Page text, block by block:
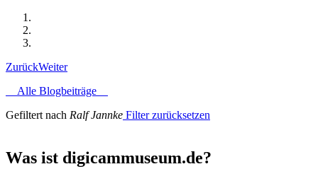
ZurückWeiter
Alle Blogbeiträge
Gefiltert nach Ralf Jannke Filter zurücksetzen
Was ist digicammuseum.de?